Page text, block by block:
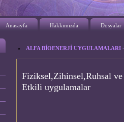
Anasayfa Hakkımızda Dosyalar
ALFA BİOENERJİ UYGULAMALARI
Fiziksel,Zihinsel,Ruhsal
Etkili uygulamalar